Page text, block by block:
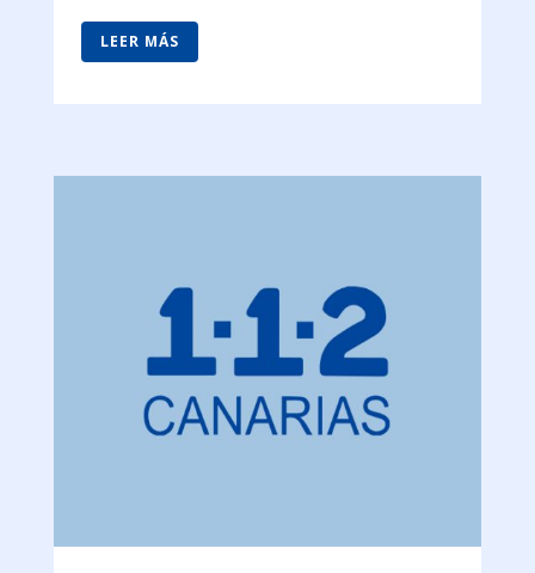
LEER MÁS